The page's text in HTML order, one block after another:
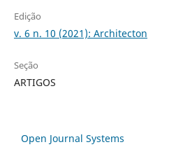
Edição
v. 6 n. 10 (2021): Architecton
Seção
ARTIGOS
Open Journal Systems